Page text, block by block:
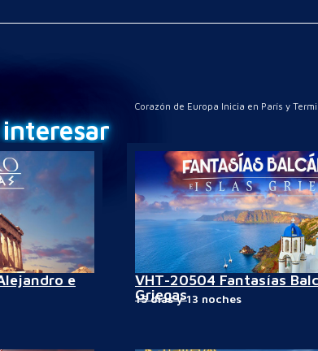
Corazón de Europa Inicia en París y
e
VHT-20504 Fantasías
Griegas
15 días y 13 noches